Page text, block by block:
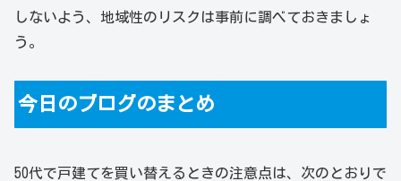
しないよう、地域性のリスクは事前に調べておきましょ
う。
今日のブログのまとめ
50代で戸建てを買い替えるときの注意点は、次のとおりで